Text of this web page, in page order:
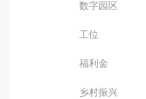
数字园区
工位
福利金
乡村振兴